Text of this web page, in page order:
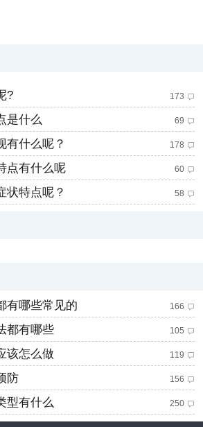
? 173
是什么 69
有什么呢？ 178
点有什么呢 60
状特点呢？ 58
有哪些常见的 166
都有哪些 105
该怎么做 119
防 156
型有什么 250